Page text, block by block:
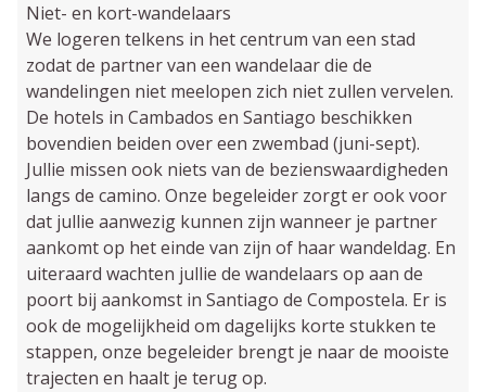
Niet- en kort-wandelaars
We logeren telkens in het centrum van een stad
zodat de partner van een wandelaar die de
wandelingen niet meelopen zich niet zullen vervelen.
De hotels in Cambados en Santiago beschikken
bovendien beiden over een zwembad (juni-sept).
Jullie missen ook niets van de bezienswaardigheden
langs de camino. Onze begeleider zorgt er ook voor
dat jullie aanwezig kunnen zijn wanneer je partner
aankomt op het einde van zijn of haar wandeldag. En
uiteraard wachten jullie de wandelaars op aan de
poort bij aankomst in Santiago de Compostela. Er is
ook de mogelijkheid om dagelijks korte stukken te
stappen, onze begeleider brengt je naar de mooiste
trajecten en haalt je terug op.